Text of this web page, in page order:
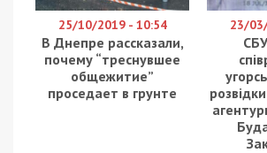
25/10/2019 - 10:54
В Днепре рассказали,
почему “треснувшее
общежитие”
проседает в грунте
23/